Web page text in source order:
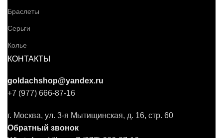
Браслеты
Серьги
Колье
КОНТАКТЫ
goldachshop@yandex.ru
+7 (977) 666-87-16
г. Москва, ул. 3-я Мытищинская, д. 16, стр. 60
Обратный звонок